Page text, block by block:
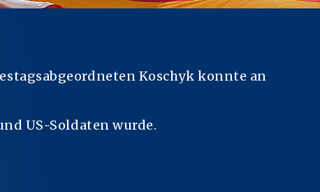
Koschyk konnte an
US-Soldaten wurde.